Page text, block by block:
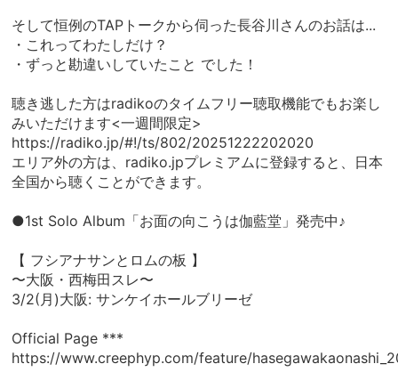
そして恒例のTAPトークから伺った長谷川さんのお話は...
・これってわたしだけ？
・ずっと勘違いしていたこと でした！
聴き逃した方はradikoのタイムフリー聴取機能でもお楽し
みいただけます<一週間限定>
https://radiko.jp/#!/ts/802/20251222202020
エリア外の方は、radiko.jpプレミアムに登録すると、日本
全国から聴くことができます。
●1st Solo Album「お面の向こうは伽藍堂」発売中♪
【 フシアナサンとロムの板 】
〜大阪・西梅田スレ〜
3/2(月)大阪: サンケイホールブリーゼ
Official Page ***
https://www.creephyp.com/feature/